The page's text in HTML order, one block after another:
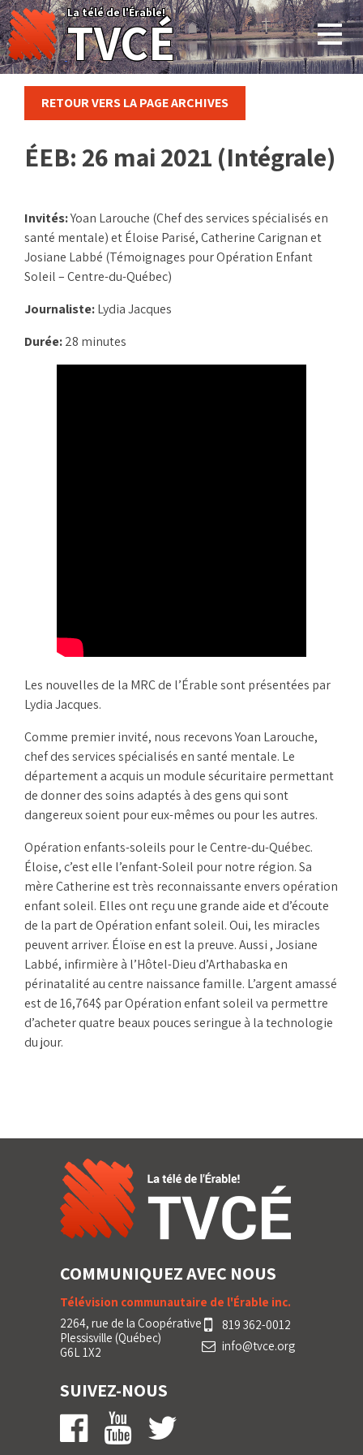
Skip
to
content
La télé de l'Érable!
TVCÉ
RETOUR VERS LA PAGE ARCHIVES
ÉEB: 26 mai 2021 (Intégrale)
Invités:Yoan Larouche (Chef des services spécialisés en
santé mentale) et Éloise Parisé, Catherine Carignan et
Josiane Labbé (Témoignages pour Opération Enfant
Soleil – Centre-du-Québec)
Journaliste:Lydia Jacques
Durée:28 minutes
Les nouvelles de la MRC de l’Érable sont présentées par
Lydia Jacques.
Comme premier invité, nous recevons Yoan Larouche,
chef des services spécialisés en santé mentale. Le
département a acquis un module sécuritaire permettant
de donner des soins adaptés à des gens qui sont
dangereux soient pour eux-mêmes ou pour les autres.
Opération enfants-soleils pour le Centre-du-Québec.
Éloise, c’est elle l’enfant-Soleil pour notre région. Sa
mère Catherine est très reconnaissante envers opération
enfant soleil. Elles ont reçu une grande aide et d’écoute
de la part de Opération enfant soleil. Oui, les miracles
peuvent arriver. Éloïse en est la preuve. Aussi , Josiane
Labbé, infirmière à l’Hôtel-Dieu d’Arthabaska en
périnatalité au centre naissance famille. L’argent amassé
est de 16,764$ par Opération enfant soleil va permettre
d’acheter quatre beaux pouces seringue à la technologie
du jour.
COMMUNIQUEZ AVEC NOUS
Télévision communautaire de l'Érable inc.
2264, rue de la Coopérative
Plessisville (Québec)
G6L 1X2
819 362-0012
info@tvce.org
SUIVEZ-NOUS